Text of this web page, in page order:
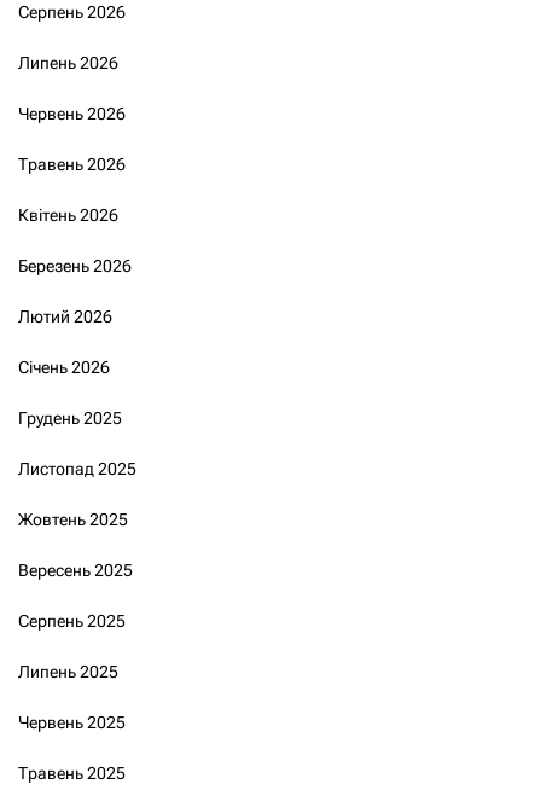
Серпень 2026
Липень 2026
Червень 2026
Травень 2026
Квітень 2026
Березень 2026
Лютий 2026
Січень 2026
Грудень 2025
Листопад 2025
Жовтень 2025
Вересень 2025
Серпень 2025
Липень 2025
Червень 2025
Травень 2025